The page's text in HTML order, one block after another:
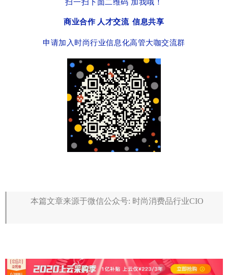
商业合作 人才交流 信息共享
申请加入时尚行业信息化高管大咖交流群
本篇文章来源于微信公众号: 时尚消费品行业CIO